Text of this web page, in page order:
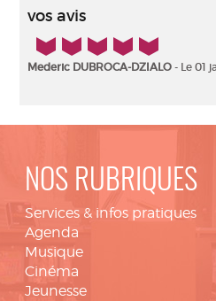
vos avis
5/5
Mederic DUBROCA-DZIALO - Le 01
NOS RUBRIQUES
Services & infos pratiques
Agenda
Musique
Cinéma
Jeunesse